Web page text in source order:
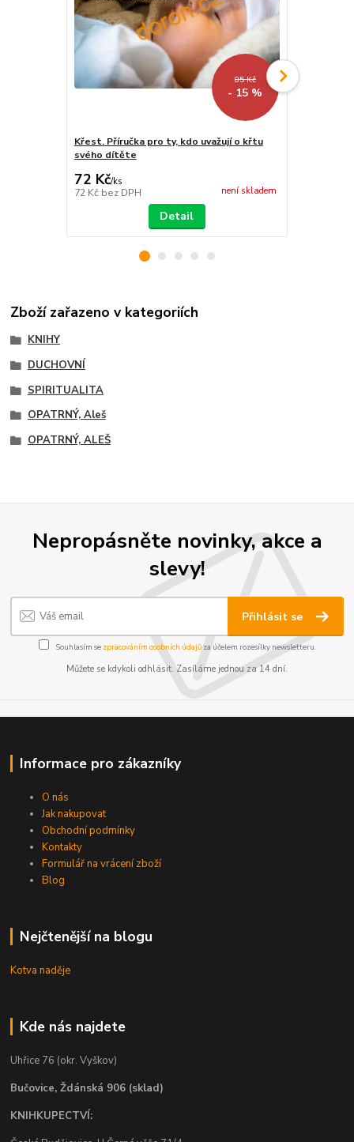
85 Kč
- 15 %
Křest. Příručka pro ty, kdo uvažují o křtu
svého dítěte
72 Kč/ks
72 Kč bez DPH není skladem
Detail
Zboží zařazeno v kategoriích
KNIHY
DUCHOVNÍ
SPIRITUALITA
OPATRNÝ, Aleš
OPATRNÝ, ALEŠ
Nepropásněte novinky, akce a
slevy!
Přihlásit se
Souhlasím se zpracováním osobních údajůza účelem rozesílky newsletteru.
Můžete se kdykoli odhlásit. Zasíláme jednou za 14 dní.
Informace pro zákazníky
O nás
Jak nakupovat
Obchodní podmínky
Kontakty
Formulář na vrácení zboží
Blog
Nejčtenější na blogu
Kotva naděje
Kde nás najdete
Uhřice 76 (okr. Vyškov)
Bučovice, Ždánská 906 (sklad)
KNIHKUPECTVÍ: